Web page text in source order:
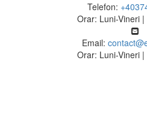
Telefon:
Orar: Luni-Vineri
Email:
Orar: Luni-Vineri